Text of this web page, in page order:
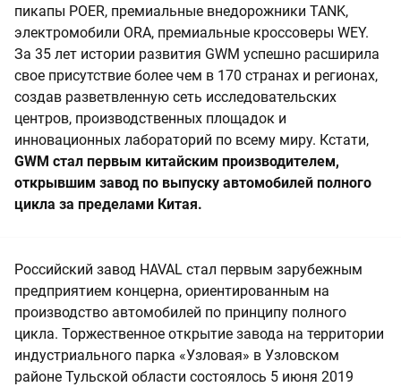
пикапы POER, премиальные внедорожники TANK,
электромобили ORA, премиальные кроссоверы WEY.
За 35 лет истории развития GWM успешно расширила
свое присутствие более чем в 170 странах и регионах,
создав разветвленную сеть исследовательских
центров, производственных площадок и
инновационных лабораторий по всему миру. Кстати,
GWM стал первым китайским производителем,
открывшим завод по выпуску автомобилей полного
цикла за пределами Китая.
Российский завод HAVAL стал первым зарубежным
предприятием концерна, ориентированным на
производство автомобилей по принципу полного
цикла. Торжественное открытие завода на территории
индустриального парка «Узловая» в Узловском
районе Тульской области состоялось 5 июня 2019